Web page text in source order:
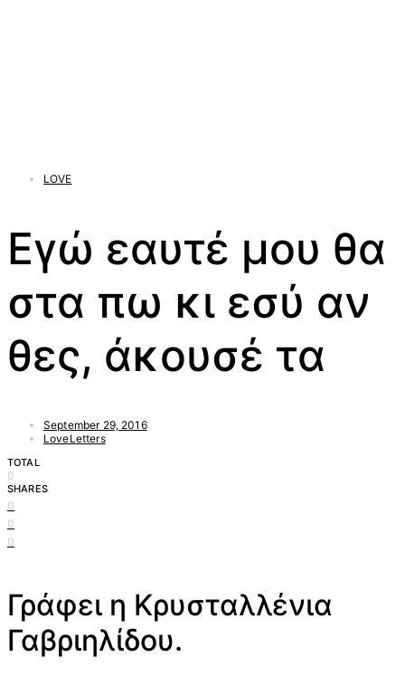
LOVE
Εγώ εαυτέ μου θα
στα πω κι εσύ αν
θες, άκουσέ τα
September 29, 2016
LoveLetters
TOTAL
0
SHARES
0
0
0
Γράφει η Κρυσταλλένια
Γαβριηλίδου.